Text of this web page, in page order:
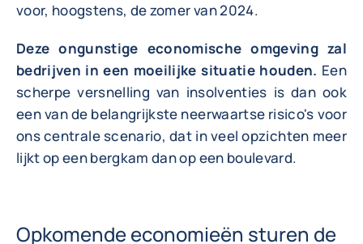
voor, hoogstens, de zomer van 2024.
Deze ongunstige economische omgeving zal
bedrijven in een moeilijke situatie houden. Een
scherpe versnelling van insolventies is dan ook
een van de belangrijkste neerwaartse risico's voor
ons centrale scenario, dat in veel opzichten meer
lijkt op een bergkam dan op een boulevard.
Opkomende economieën sturen de